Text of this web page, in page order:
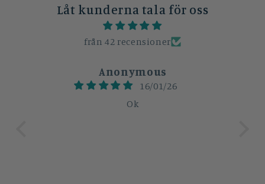
Låt kunderna tala för oss
från 42 recensioner
Anonymous
16/01/26
Ok